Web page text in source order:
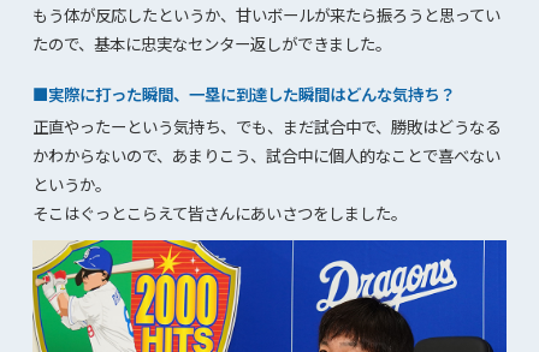
もう体が反応したというか、甘いボールが来たら振ろうと思ってい
たので、基本に忠実なセンター返しができました。
■実際に打った瞬間、一塁に到達した瞬間はどんな気持ち？
正直やったーという気持ち、でも、まだ試合中で、勝敗はどうなる
かわからないので、あまりこう、試合中に個人的なことで喜べない
というか。
そこはぐっとこらえて皆さんにあいさつをしました。